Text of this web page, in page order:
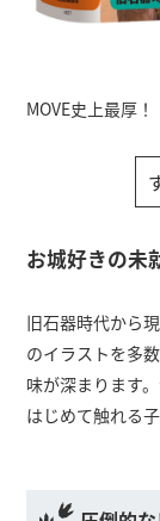
MOVE史上最厚
お城好きの未
旧石器時代から
のイラストを多
味が深まります
はじめて触れる